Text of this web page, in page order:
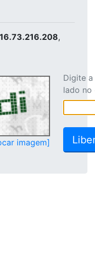
,
imagem]
Digite
lado no